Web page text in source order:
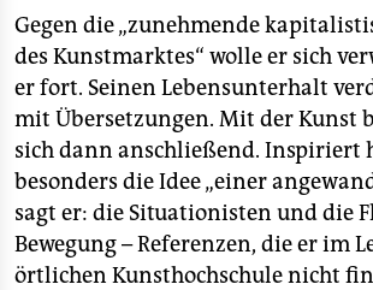
Gegen die „zunehmende
des Kunstmarktes“ wolle er sich
er fort. Seinen Lebensunterhalt
mit Übersetzungen. Mit der Kunst
sich dann anschließend. Inspiriert
besonders die Idee „einer
sagt er: die Situationisten und die
Bewegung – Referenzen, die er im
örtlichen Kunsthochschule nicht